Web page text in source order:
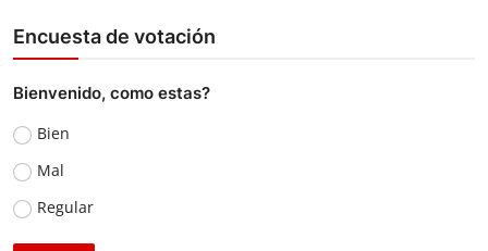
Encuesta de votación
Bienvenido, como estas?
Bien
Mal
Regular